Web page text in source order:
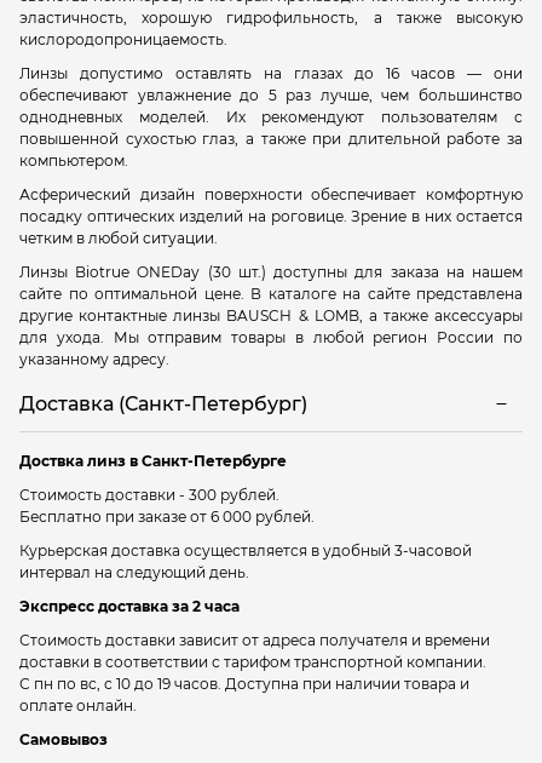
эластичность, хорошую гидрофильность, а также высокую
кислородопроницаемость.
Линзы допустимо оставлять на глазах до 16 часов — они
обеспечивают увлажнение до 5 раз лучше, чем большинство
однодневных моделей. Их рекомендуют пользователям с
повышенной сухостью глаз, а также при длительной работе за
компьютером.
Асферический дизайн поверхности обеспечивает комфортную
посадку оптических изделий на роговице. Зрение в них остается
четким в любой ситуации.
Линзы Biotrue ONEDay (30 шт.) доступны для заказа на нашем
сайте по оптимальной цене. В каталоге на сайте представлена
другие контактные линзы BAUSCH & LOMB, а также аксессуары
для ухода. Мы отправим товары в любой регион России по
указанному адресу.
Доставка (Санкт-Петербург)
Доствка линз в Санкт-Петербурге
Стоимость доставки - 300 рублей.
Бесплатно при заказе от 6 000 рублей.
Курьерская доставка осуществляется в удобный 3-часовой
интервал на следующий день.
Экспресс доставка за 2 часа
Стоимость доставки зависит от адреса получателя и времени
доставки в соответствии с тарифом транспортной компании.
С пн по вс, с 10 до 19 часов. Доступна при наличии товара и
оплате онлайн.
Самовывоз